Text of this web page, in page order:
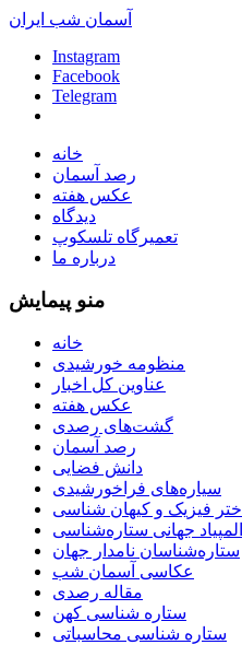
آسمان شب ایران
Instagram
Facebook
Telegram
خانه
رصد آسمان
عکس هفته
دیدگاه
تعمیرگاه تلسکوپ
درباره ما
منو پیمایش
خانه
منظومه خورشیدی
عناوین کل اخبار
عکس هفته
گشت‌های رصدی
رصد آسمان
دانش فضایی
سیاره‌های فراخورشیدی
اختر فیزیک و کیهان شناسی
المپیاد جهانی ستاره‌شناسی
ستاره‌شناسان نامدار جهان
عکاسی آسمان شب
مقاله رصدی
ستاره شناسی کهن
ستاره شناسی محاسباتی